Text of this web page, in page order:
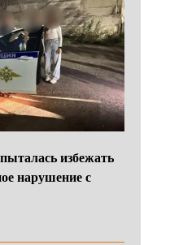
избежать
нарушение с